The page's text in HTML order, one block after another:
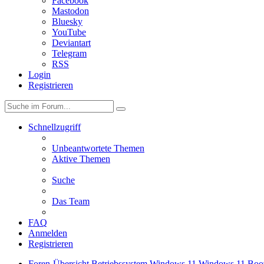
Mastodon
Bluesky
YouTube
Deviantart
Telegram
RSS
Login
Registrieren
Schnellzugriff
Unbeantwortete Themen
Aktive Themen
Suche
Das Team
FAQ
Anmelden
Registrieren